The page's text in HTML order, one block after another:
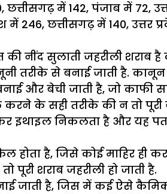
में 142, पंजाब में 72,
में 246, छत्तीसगढ़ में 140,
नींद सुलाती जहरीली
तरीके से बनाई जाती है.
बनाई और बेची जाती है, जो काफी
के सही तरीके की न तो पूरी
इथाइल निकलता है और यह
है, जिसे कोई माहिर ही
शराब जहरीली हो जाती है.
जाती है, जिस में कई ऐसे